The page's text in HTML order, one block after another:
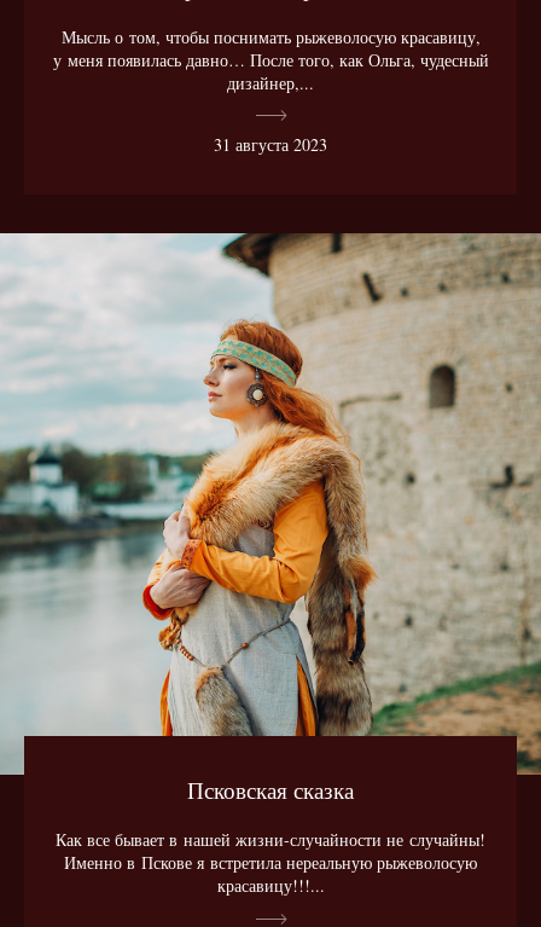
Мысль о том, чтобы поснимать рыжеволосую красавицу,
у меня появилась давно… После того, как Ольга, чудесный
дизайнер,...
31 августа 2023
Псковская сказка
Как все бывает в нашей жизни-случайности не случайны!
Именно в Пскове я встретила нереальную рыжеволосую
красавицу!!!...